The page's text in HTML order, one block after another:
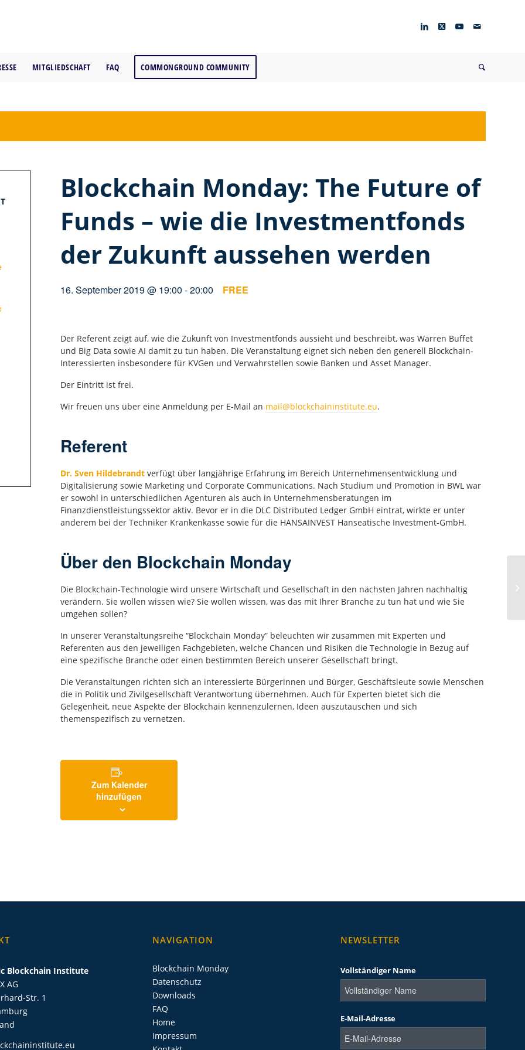
MITGLIEDSCHAFT FAQ COMMONGROUND COMMUNITY
Blockchain Monday: The Future of
Funds – wie die Investmentfonds
der Zukunft aussehen werden
16. September 2019 @ 19:00 -20:00 FREE
Der Referent zeigt auf, wie die Zukunft von Investmentfonds aussieht und beschreibt, was Warren Buffet
und Big Data sowie AI damit zu tun haben. Die Veranstaltung eignet sich neben den generell Blockchain-
Interessierten insbesondere für KVGen und Verwahrstellen sowie Banken und Asset Manager.
Der Eintritt ist frei.
Wir freuen uns über eine Anmeldung per E-Mail an mail@blockchaininstitute.eu.
Referent
Dr. Sven Hildebrandt verfügt über langjährige Erfahrung im Bereich Unternehmensentwicklung und
Digitalisierung sowie Marketing und Corporate Communications. Nach Studium und Promotion in BWL war
er sowohl in unterschiedlichen Agenturen als auch in Unternehmensberatungen im
Finanzdienstleistungssektor aktiv. Bevor er in die DLC Distributed Ledger GmbH eintrat, wirkte er unter
anderem bei der Techniker Krankenkasse sowie für die HANSAINVEST Hanseatische Investment-GmbH.
Über den Blockchain Monday
Die Blockchain-Technologie wird unsere Wirtschaft und Gesellschaft in den nächsten Jahren nachhaltig
verändern. Sie wollen wissen wie? Sie wollen wissen, was das mit Ihrer Branche zu tun hat und wie Sie
umgehen sollen?
In unserer Veranstaltungsreihe “Blockchain Monday” beleuchten wir zusammen mit Experten und
Referenten aus den jeweiligen Fachgebieten, welche Chancen und Risiken die Technologie in Bezug auf
eine spezifische Branche oder einen bestimmten Bereich unserer Gesellschaft bringt.
Die Veranstaltungen richten sich an interessierte Bürgerinnen und Bürger, Geschäftsleute sowie Menschen
die in Politik und Zivilgesellschaft Verantwortung übernehmen. Auch für Experten bietet sich die
Gelegenheit, neue Aspekte der Blockchain kennenzulernen, Ideen auszutauschen und sich
themenspezifisch zu vernetzen.
Zum Kalender
hinzufügen
Blockchain Institute
AG
Str. 1
NAVIGATION
Blockchain Monday
Datenschutz
Downloads
FAQ
Home
Impressum
NEWSLETTER
Vollständiger Name
E-Mail-Adresse